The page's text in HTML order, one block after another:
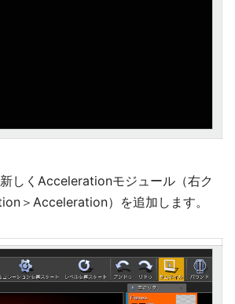
しくAccelerationモジュール（右ク
＞Acceleration）を追加します。